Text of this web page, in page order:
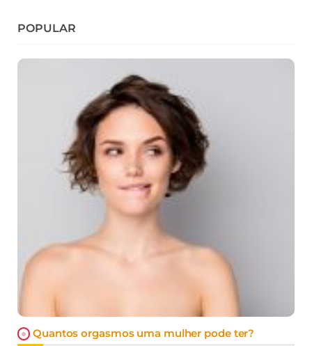
POPULAR
Quantos orgasmos uma mulher pode ter?